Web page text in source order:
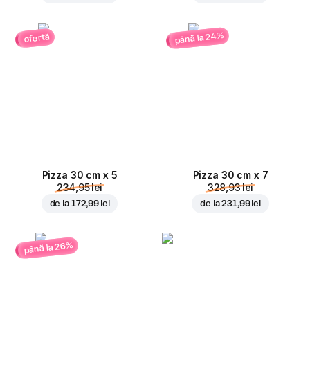
ofertă
Pizza 30 cm x 5
234,95 lei
de la 172,99 lei
până la 24%
Pizza 30 cm x 7
328,93 lei
de la231,99 lei
până la 26%